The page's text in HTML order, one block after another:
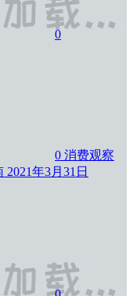
0
0 消费观察
2021年3月31日